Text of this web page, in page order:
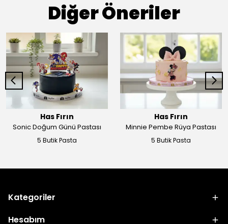
Diğer Öneriler
Has Fırın
Sonic Doğum Günü Pastası
5 Butik Pasta
Has Fırın
Minnie Pembe Rüya Pastası
5 Butik Pasta
Kategoriler
Hesabım